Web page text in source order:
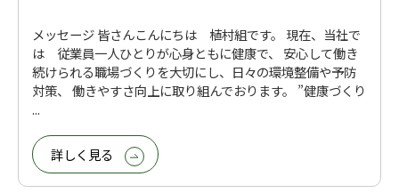
メッセージ 皆さんこんにちは 植村組です。 現在、当社で
は 従業員一人ひとりが心身ともに健康で、 安心して働き
続けられる職場づくりを大切にし、日々の環境整備や予防
対策、 働きやすさ向上に取り組んでおります。 ”健康づくり
...
詳しく見る